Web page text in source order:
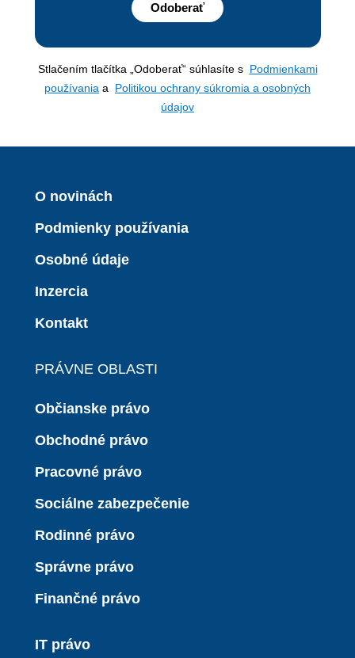
Odoberať
Stlačením tlačítka „Odoberať“ súhlasíte s Podmienkami
používania a Politikou ochrany súkromia a osobných
údajov
O novinách
Podmienky používania
Osobné údaje
Inzercia
Kontakt
PRÁVNE OBLASTI
Občianske právo
Obchodné právo
Pracovné právo
Sociálne zabezpečenie
Rodinné právo
Správne právo
Finančné právo
IT právo